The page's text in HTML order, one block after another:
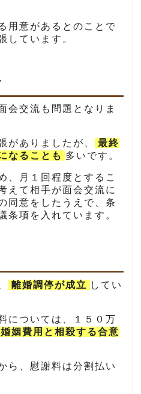
用意があるとのことで
しています。
会交流も問題となりま
がありましたが、
最終
なることも 多いです。
、月１回程度とするこ
えて相手が面会交流に
同意をしたうえで、条
条項を入れています。
離婚調停が成立
してい
については、１５０万
姻費用と相殺する合意
ら、慰謝料は分割払い